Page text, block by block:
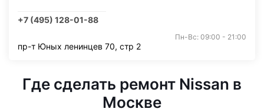
+7 (495) 128-01-88
Пн-Вс: 09:00 - 21:00
пр-т Юных ленинцев 70, стр 2
Где сделать ремонт Nissan в
Москве